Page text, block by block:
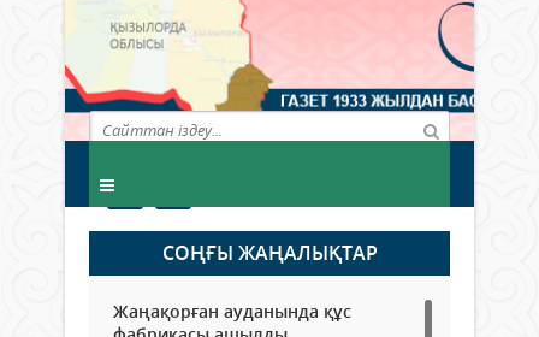
СОҢҒЫ ЖАҢАЛЫҚТАР
Жаңақорған ауданында құс